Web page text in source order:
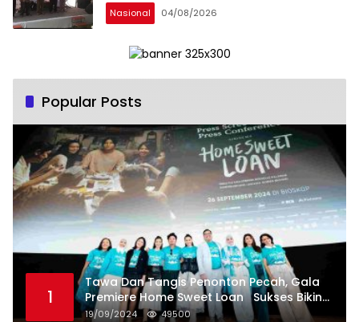
Nasional 04/08/2026
Popular Posts
1
Tawa Dan Tangis Penonton Pecah, Gala
Premiere Home Sweet Loan Sukses Bikin
Penonton Lihat Diri Sendiri di Layar
19/09/2024 49500